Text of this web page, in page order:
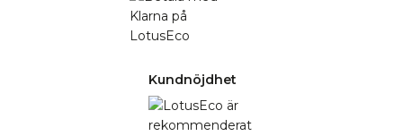
Kundnöjdhet